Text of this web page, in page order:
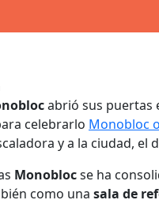
abrió sus puertas
celebrarlo Monobloc
y a la ciudad, el
Monoblocse ha
como una sala de